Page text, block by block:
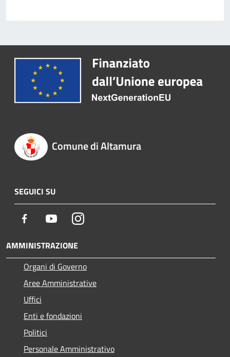
Comune di Altamura
SEGUICI SU
Facebook YoutubeInstagram
AMMINISTRAZIONE
Organi di Governo
Aree Amministrative
Uffici
Enti e fondazioni
Politici
Personale Amministrativo